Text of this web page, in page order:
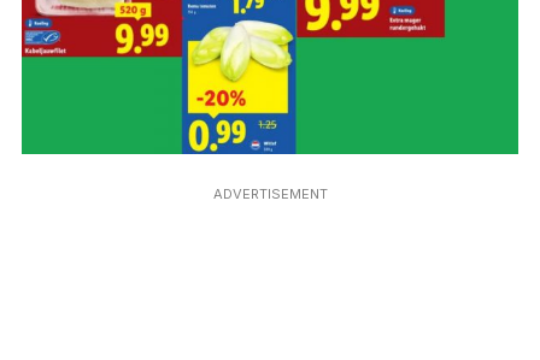
ADVERTISEMENT